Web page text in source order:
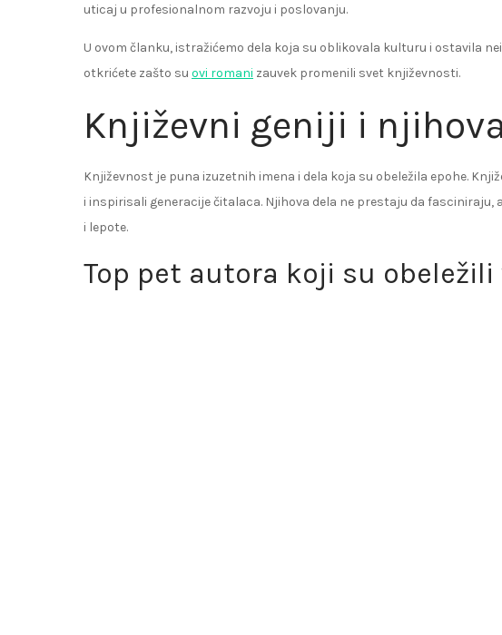
uticaj u profesionalnom razvoju i poslovanju.
U ovom članku, istražićemo dela koja su oblikovala kulturu i ostavila
otkrićete zašto su ovi romani zauvek promenili svet književnosti.
Književni geniji i
Književnost je puna izuzetnih imena i dela koja su obeležila epohe.
i inspirisali generacije čitalaca. Njihova dela ne prestaju da fasciniraju,
i lepote.
Top pet autora koji su obeležili